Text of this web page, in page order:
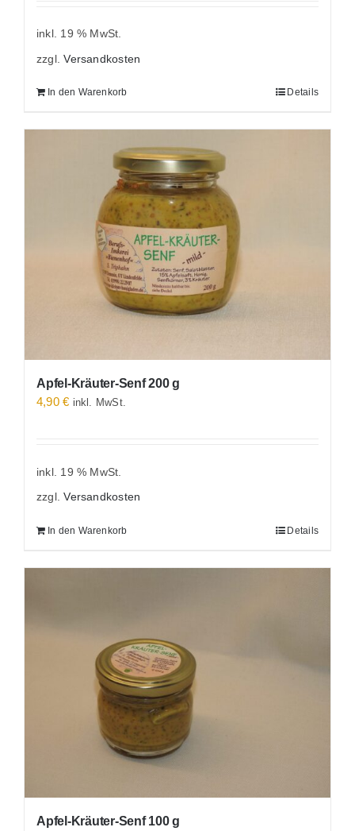
inkl. 19 % MwSt.
zzgl.Versandkosten
In den Warenkorb Details
Apfel-Kräuter-Senf 200 g
4,90€ inkl. MwSt.
inkl. 19 % MwSt.
zzgl.Versandkosten
In den Warenkorb Details
Apfel-Kräuter-Senf 100 g